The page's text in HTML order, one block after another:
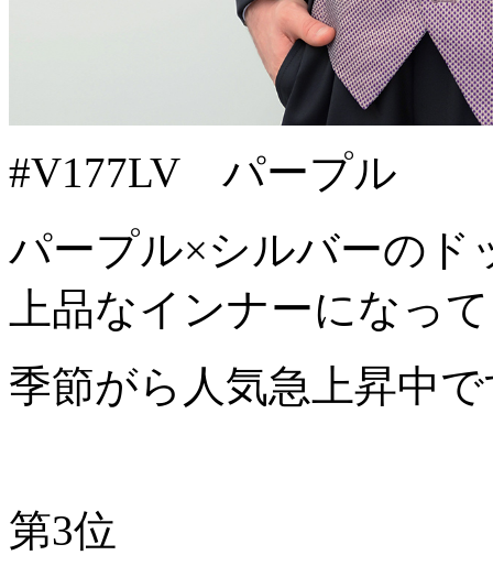
#V177LV パープル
パープル×シルバーのド
上品なインナーになっ
季節がら人気急上昇中
第3位